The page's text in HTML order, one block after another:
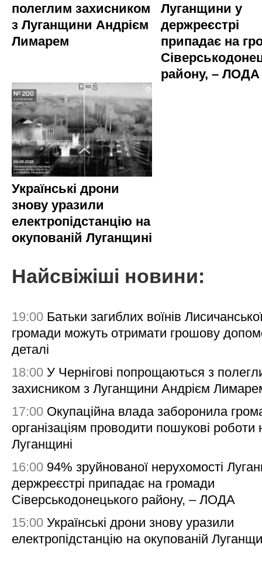
полеглим захисником
з Луганщини Андрієм
Лимарем
Луганщини у
держреєстрі
припадає на
району, – ЛОДА
Українські дрони
знову уразили
електропідстанцію на
окупованій Луганщині
Найсвіжіші новини:
19:00 Батьки загиблих воїнів
громади можуть отримати грошову
деталі
18:00 У Чернігові попрощаються з
захисником з Луганщини Андрієм
17:00 Окупаційна влада заборонила
організаціям проводити пошукові роботи
Луганщині
16:00 94% зруйнованої нерухомості
держреєстрі припадає на громади
Сіверськодонецького району, – ЛОДА
15:00 Українські дрони знову уразили
електропідстанцію на окупованій